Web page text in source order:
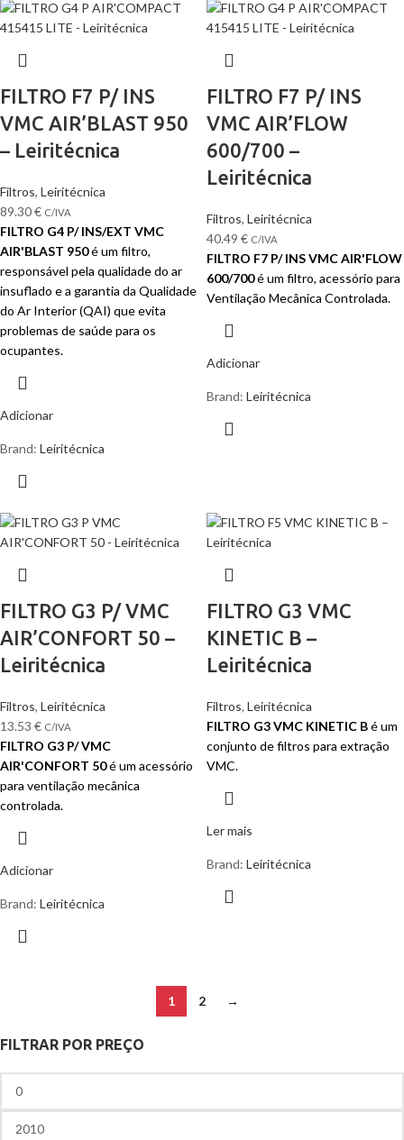
FILTRAR POR PREÇO
FILTRO F7 P/ INS
VMC AIR’BLAST 950
– Leiritécnica
Filtros, Leiritécnica
89.30€ C/IVA
FILTRO G4 P/ INS/EXT VMC
AIR'BLAST 950é um filtro,
responsável pela qualidade do ar
insuflado e a garantia da Qualidade
do Ar Interior (QAI) que evita
problemas de saúde para os
ocupantes.
Adicionar
Brand: Leiritécnica
FILTRO F7 P/ INS
VMC AIR’FLOW
600/700 –
Leiritécnica
Filtros, Leiritécnica
40.49 € C/IVA
FILTRO F7 P/ INS VMC AIR'FLOW
600/700é um filtro, acessório para
Ventilação Mecânica Controlada.
Adicionar
Brand: Leiritécnica
FILTRO G3 P/ VMC
AIR’CONFORT 50 –
Leiritécnica
Filtros, Leiritécnica
13.53 € C/IVA
FILTRO G3 P/ VMC
AIR'CONFORT 50é um acessório
para ventilação mecânica
controlada.
Adicionar
Brand: Leiritécnica
FILTRO G3 VMC
KINETIC B –
Leiritécnica
Filtros, Leiritécnica
FILTRO G3 VMC KINETIC Bé um
conjunto de filtros para extração
VMC.
Ler mais
Brand: Leiritécnica
1 2 →